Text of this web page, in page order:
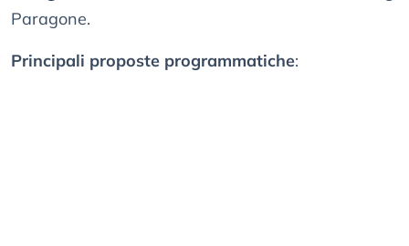
Paragone.
Principali proposte programmatiche: